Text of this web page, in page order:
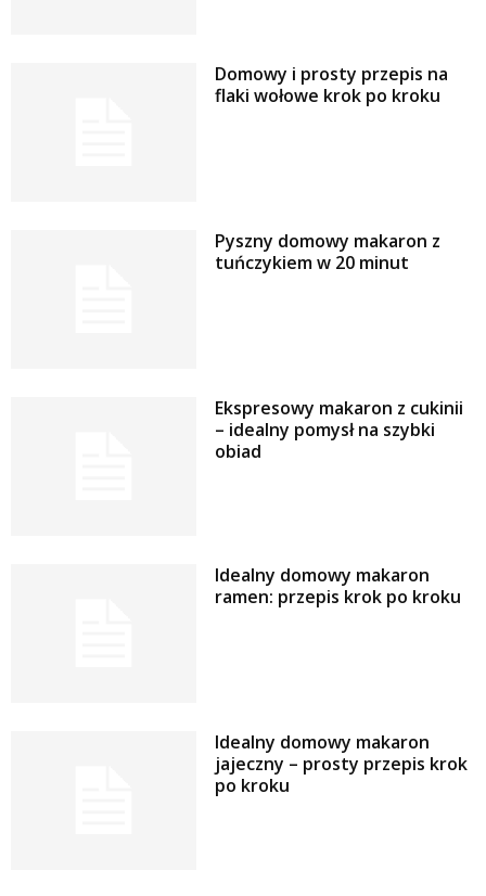
Domowy i prosty przepis na
flaki wołowe krok po kroku
Pyszny domowy makaron z
tuńczykiem w 20 minut
Ekspresowy makaron z cukinii
– idealny pomysł na szybki
obiad
Idealny domowy makaron
ramen: przepis krok po kroku
Idealny domowy makaron
jajeczny – prosty przepis krok
po kroku